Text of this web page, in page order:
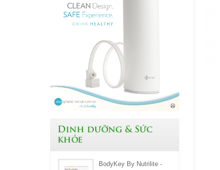
Dinh dưỡng & Sức
khỏe
BodyKey By Nutrilite -